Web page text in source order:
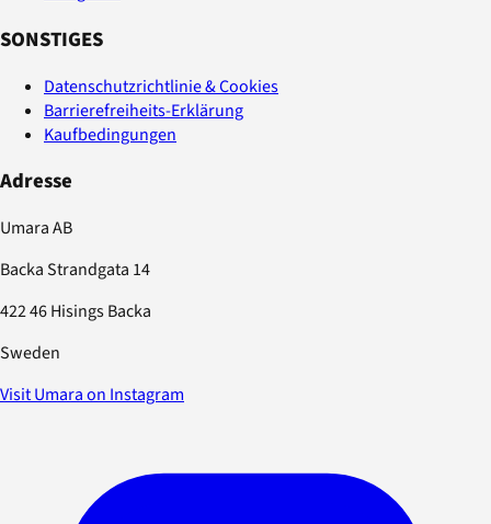
SONSTIGES
Datenschutzrichtlinie & Cookies
Barrierefreiheits-Erklärung
Kaufbedingungen
Adresse
Umara AB
Backa Strandgata 14
422 46 Hisings Backa
Sweden
Visit Umara on Instagram